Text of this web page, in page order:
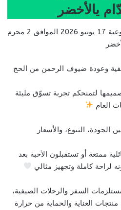
يالأخضر
عروض الدانوب الطائف الأسبوعية 17 يونيو 2026 الموافق 2 محرم
وعودة ضيوف الرحمن من الحج
لتمنحكم تجربة تسوّق مليئة
العام
التنوع، والأسعار
ممتعة أو تستقبلون الأحبة بعد
لراحة كاملة وتجهيز مثالي
السفر والرحلات الصيفية،
العناية والحماية من حرارة